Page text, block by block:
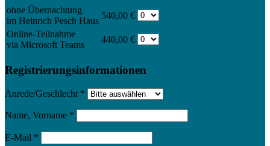
ohne Übernachtung
im Heinrich Pesch Haus
540,00 €
Online-Teilnahme
via Microsoft Teams
440,00 €
Registrierungsinformationen
Anrede/Geschlecht *
Name, Vorname *
E-Mail *